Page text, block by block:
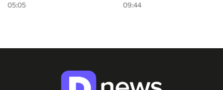
05:05
09:44